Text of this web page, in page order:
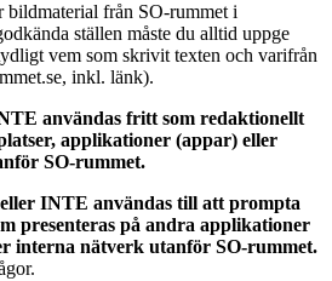
bildmaterial från SO-rummet i
ställen måste du alltid uppge
vem som skrivit texten och varifrån
inkl. länk).
användas fritt som redaktionellt
applikationer (appar) eller
SO-rummet.
INTE användas till att prompta
presenteras på andra applikationer
interna nätverk utanför SO-rummet.